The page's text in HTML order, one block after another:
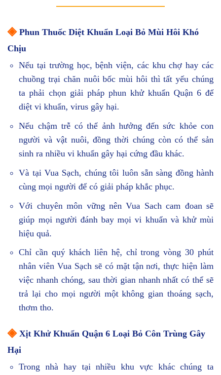
◈ Phun Thuốc Diệt Khuẩn Loại Bỏ Mùi Hôi Khó
Chịu
Nếu tại trường học, bệnh viện, các khu chợ hay các
chuồng trại chăn nuôi bốc mùi hôi thì tất yếu chúng
ta phải chọn giải pháp phun khử khuẩn Quận 6 để
diệt vi khuẩn, virus gây hại.
Nếu chậm trễ có thể ảnh hưởng đến sức khỏe con
người và vật nuôi, đồng thời chúng còn có thể sản
sinh ra nhiều vi khuẩn gây hại cứng đầu khác.
Và tại Vua Sạch, chúng tôi luôn sẵn sàng đồng hành
cùng mọi người để có giải pháp khắc phục.
Với chuyên môn vững nên Vua Sach cam đoan sẽ
giúp mọi người đánh bay mọi vi khuẩn và khử mùi
hiệu quả.
Chỉ cần quý khách liên hệ, chỉ trong vòng 30 phút
nhân viên Vua Sạch sẽ có mặt tận nơi, thực hiện làm
việc nhanh chóng, sau thời gian nhanh nhất có thể sẽ
trả lại cho mọi người một không gian thoáng sạch,
thơm tho.
◈ Xịt Khử Khuẩn Quận 6 Loại Bỏ Côn Trùng Gây
Hại
Trong nhà hay tại nhiều khu vực khác chúng ta